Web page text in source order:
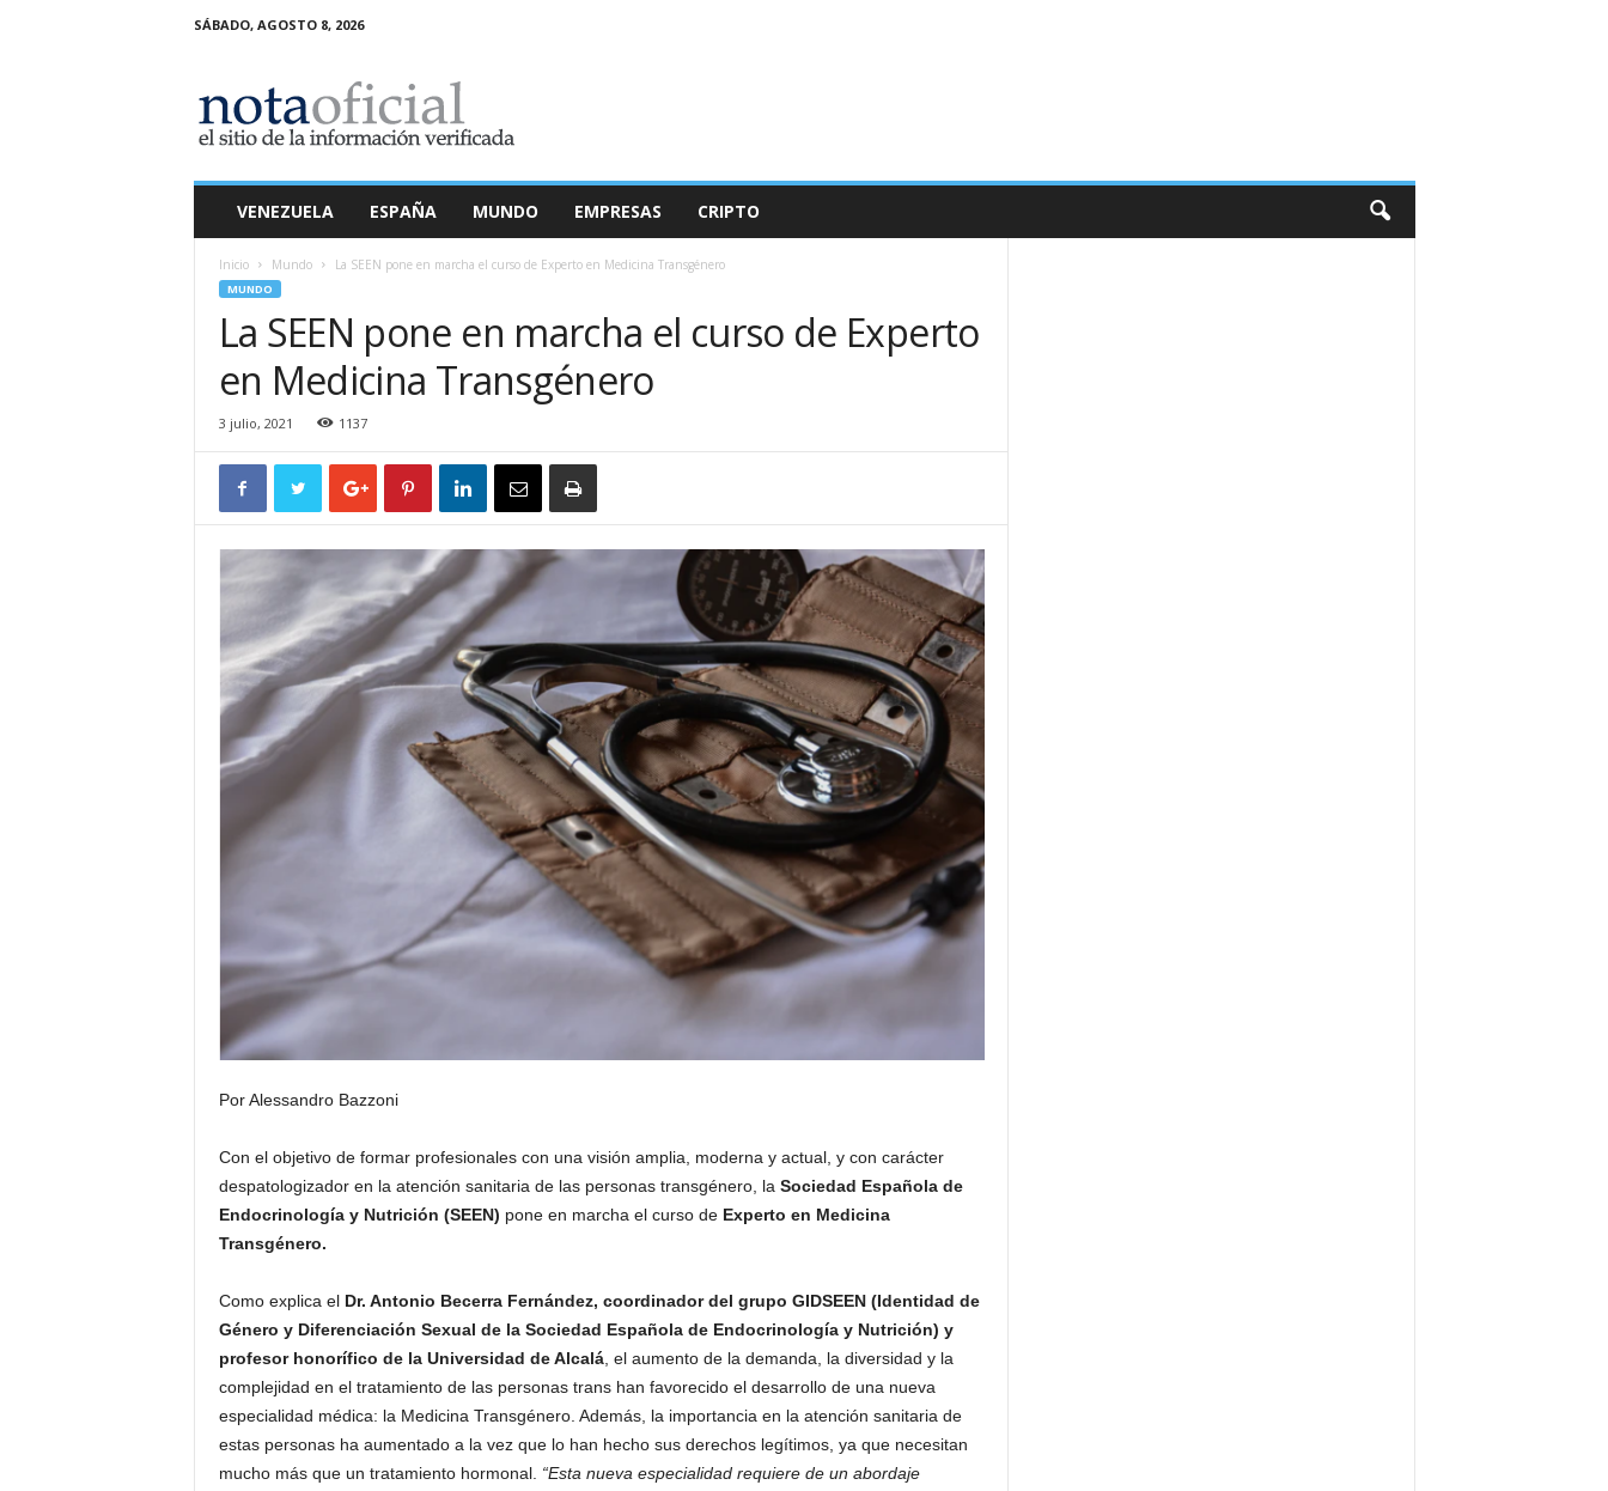
SÁBADO, AGOSTO 8, 2026
a
O
VENEZUELA ESPAÑA MUNDO EMPRESAS CRIPTO
Inicio Mundo La SEEN pone en marcha el curso de Experto en Medicina Transgénero
MUNDO
La SEEN pone en marcha el curso de Experto
en Medicina Transgénero
3 julio, 2021 1137
Por Alessandro Bazzoni
Con el objetivo de formar profesionales con una visión amplia, moderna y actual, y con carácter
despatologizador en la atención sanitaria de las personas transgénero, la Sociedad Española de
Endocrinología y Nutrición (SEEN) pone en marcha el curso de Experto en Medicina
Transgénero.
Como explica el Dr. Antonio Becerra Fernández, coordinador del grupo GIDSEEN (Identidad de
Género y Diferenciación Sexual de la Sociedad Española de Endocrinología y Nutrición) y
profesor honorífico de la Universidad de Alcalá, el aumento de la demanda, la diversidad y la
complejidad en el tratamiento de las personas trans han favorecido el desarrollo de una nueva
especialidad médica: la Medicina Transgénero. Además, la importancia en la atención sanitaria de
estas personas ha aumentado a la vez que lo han hecho sus derechos legítimos, ya que necesitan
mucho más que un tratamiento hormonal. “Esta nueva especialidad requiere de un abordaje